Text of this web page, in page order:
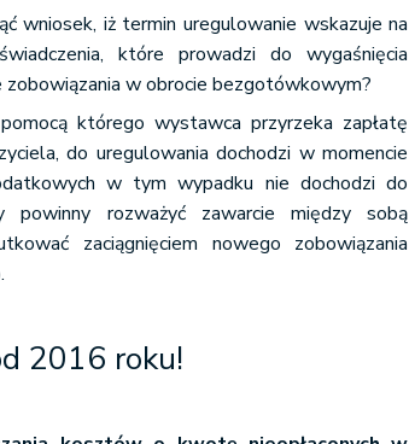
wniosek, iż termin uregulowanie wskazuje na
które prowadzi do wygaśnięcia
w obrocie bezgotówkowym?
którego wystawca przyrzeka zapłatę
do uregulowania dochodzi w momencie
w tym wypadku nie dochodzi do
rozważyć zawarcie między sobą
zaciągnięciem nowego zobowiązania
2016 roku!